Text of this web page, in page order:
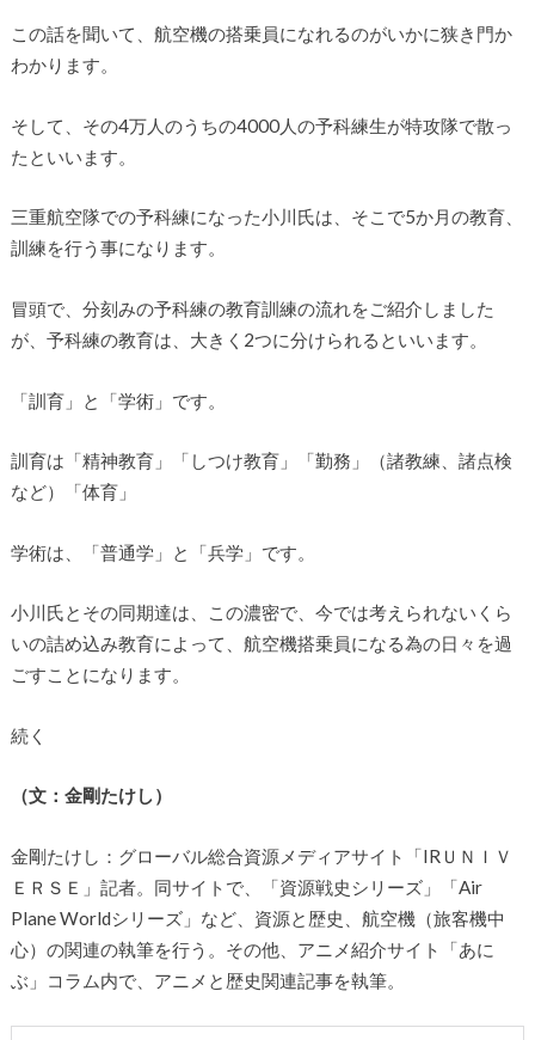
この話を聞いて、航空機の搭乗員になれるのがいかに狭き門か
わかります。
そして、その4万人のうちの4000人の予科練生が特攻隊で散っ
たといいます。
三重航空隊での予科練になった小川氏は、そこで5か月の教育、
訓練を行う事になります。
冒頭で、分刻みの予科練の教育訓練の流れをご紹介しました
が、予科練の教育は、大きく2つに分けられるといいます。
「訓育」と「学術」です。
訓育は「精神教育」「しつけ教育」「勤務」（諸教練、諸点検
など）「体育」
学術は、「普通学」と「兵学」です。
小川氏とその同期達は、この濃密で、今では考えられないくら
いの詰め込み教育によって、航空機搭乗員になる為の日々を過
ごすことになります。
続く
（文：金剛たけし）
金剛たけし：グローバル総合資源メディアサイト「IRＵＮＩＶ
ＥＲＳＥ」記者。同サイトで、「資源戦史シリーズ」「Air
Plane Worldシリーズ」など、資源と歴史、航空機（旅客機中
心）の関連の執筆を行う。その他、アニメ紹介サイト「あに
ぶ」コラム内で、アニメと歴史関連記事を執筆。